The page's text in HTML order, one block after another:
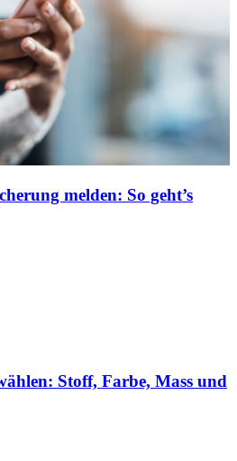
melden: So geht’s
Stoff, Farbe, Mass und